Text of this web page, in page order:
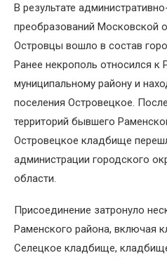
В результате
преобразований Московской
Островцы вошло в состав
Ранее некрополь относился к
муниципальному району и
поселения Островецкое.
территорий бывшего
Островецкое кладбище
администрации городского
области.
Присоединение затронуло
Раменского района, включая
Селецкое кладбище,